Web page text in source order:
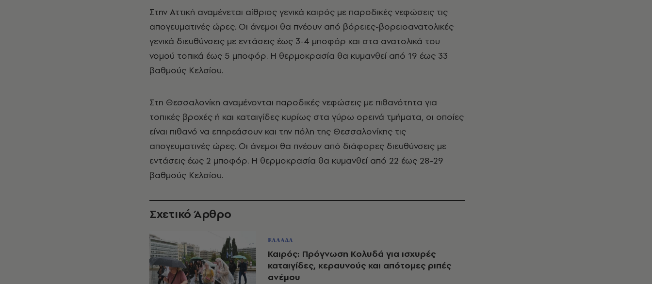
Στην Αττική αναμένεται αίθριος γενικά καιρός με παροδικές νεφώσεις τις
απογευματινές ώρες. Οι άνεμοι θα πνέουν από βόρειες-βορειοανατολικές
γενικά διευθύνσεις με εντάσεις έως 3-4 μποφόρ και στα ανατολικά του
νομού τοπικά έως 5 μποφόρ. Η θερμοκρασία θα κυμανθεί από 19 έως 33
βαθμούς Κελσίου.
Στη Θεσσαλονίκη αναμένονται παροδικές νεφώσεις με πιθανότητα για
τοπικές βροχές ή και καταιγίδες κυρίως στα γύρω ορεινά τμήματα, οι οποίες
είναι πιθανό να επηρεάσουν και την πόλη της Θεσσαλονίκης τις
απογευματινές ώρες. Οι άνεμοι θα πνέουν από διάφορες διευθύνσεις με
εντάσεις έως 2 μποφόρ. Η θερμοκρασία θα κυμανθεί από 22 έως 28-29
βαθμούς Κελσίου.
Σχετικό Άρθρο
ΕΛΛΑΔΑ
Καιρός: Πρόγνωση Κολυδά για ισχυρές
καταιγίδες, κεραυνούς και απότομες ριπές
ανέμου